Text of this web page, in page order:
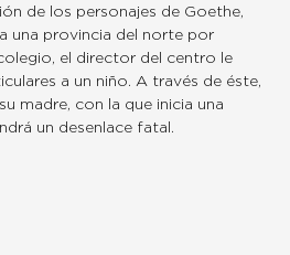
de los personajes de Goethe,
una provincia del norte por
el director del centro le
a un niño. A través de éste,
madre, con la que inicia una
un desenlace fatal.